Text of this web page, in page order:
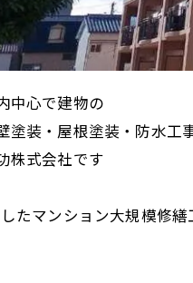
中心で建物の
塗装・屋根塗装・防水工
株式会社です
たマンション大規模修